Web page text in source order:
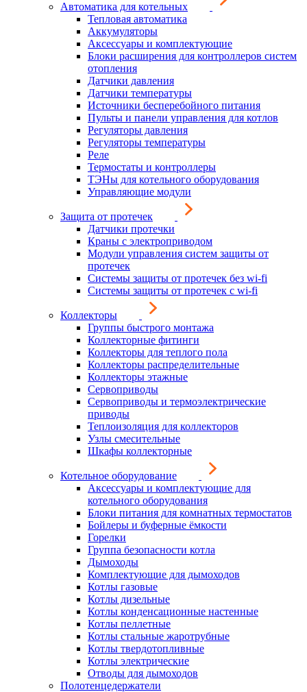
Автоматика для котельных
Тепловая автоматика
Аккумуляторы
Аксессуары и комплектующие
Блоки расширения для контроллеров систем
отопления
Датчики давления
Датчики температуры
Источники бесперебойного питания
Пульты и панели управления для котлов
Регуляторы давления
Регуляторы температуры
Реле
Термостаты и контроллеры
ТЭНы для котельного оборудования
Управляющие модули
Защита от протечек
Датчики протечки
Краны с электроприводом
Модули управления систем защиты от
протечек
Системы защиты от протечек без wi-fi
Системы защиты от протечек с wi-fi
Коллекторы
Группы быстрого монтажа
Коллекторные фитинги
Коллекторы для теплого пола
Коллекторы распределительные
Коллекторы этажные
Сервоприводы
Сервоприводы и термоэлектрические
приводы
Теплоизоляция для коллекторов
Узлы смесительные
Шкафы коллекторные
Котельное оборудование
Аксессуары и комплектующие для
котельного оборудования
Блоки питания для комнатных термостатов
Бойлеры и буферные ёмкости
Горелки
Группа безопасности котла
Дымоходы
Комплектующие для дымоходов
Котлы газовые
Котлы дизельные
Котлы конденсационные настенные
Котлы пеллетные
Котлы стальные жаротрубные
Котлы твердотопливные
Котлы электрические
Отводы для дымоходов
Полотенцедержатели